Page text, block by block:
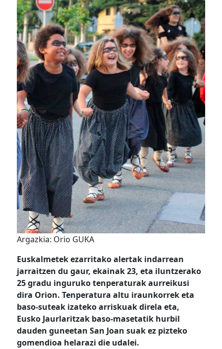
Argazkia: Orio GUKA
Euskalmetek ezarritako alertak indarrean
jarraitzen du gaur, ekainak 23, eta iluntzerako
25 gradu inguruko tenperaturak aurreikusi
dira Orion. Tenperatura altu iraunkorrek eta
baso-suteak izateko arriskuak direla eta,
Eusko Jaurlaritzak baso-masetatik hurbil
dauden guneetan San Joan suak ez pizteko
gomendioa helarazi die udalei.